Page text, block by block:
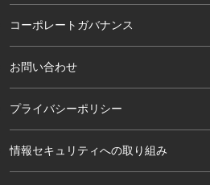
コーポレートガバナンス
お問い合わせ
プライバシーポリシー
情報セキュリティへの取り組み